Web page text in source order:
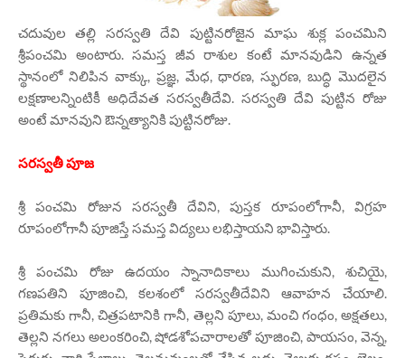
చదువుల తల్లి సరస్వతి దేవి పుట్టినరోజైన మాఘ శుక్ల పంచమిని
శ్రీపంచమి అంటారు. సమస్త జీవ రాశుల కంటే మానవుడిని ఉన్నత
స్థానంలో నిలిపిన వాక్కు, ప్రజ్ఞ, మేధ, ధారణ, స్ఫురణ, బుద్ధి మొదలైన
లక్షణాలన్నింటికీ అధిదేవత సరస్వతీదేవి. సరస్వతి దేవి పుట్టిన రోజు
అంటే మానవుని ఔన్నత్యానికి పుట్టినరోజు.
సరస్వతీ పూజ
శ్రీ పంచమి రోజున సరస్వతీ దేవిని, పుస్తక రూపంలోగానీ, విగ్రహ
రూపంలోగానీ పూజిస్తే సమస్త విద్యలు లభిస్తాయని భావిస్తారు.
శ్రీ పంచమి రోజు ఉదయం స్నానాదికాలు ముగించుకుని, శుచియై,
గణపతిని పూజించి, కలశంలో సరస్వతీదేవిని ఆవాహన చేయాలి.
ప్రతిమకు గానీ, చిత్రపటానికి గానీ, తెల్లని పూలు, మంచి గంధం, అక్షతలు,
తెల్లని నగలు అలంకరించి, షోడశోపచారాలతో పూజించి, పాయసం, వెన్న,